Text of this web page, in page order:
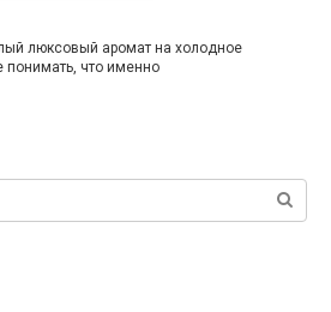
люксовый аромат на холодное
понимать, что именно